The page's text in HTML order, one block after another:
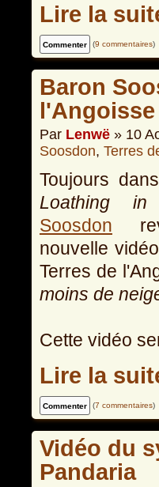
Lire la
(9 commentaires)
Baron
l'Angoisse
Par Lenwë » 10
Soosdon, Terres
Toujours
Loathing in
Soosdon
nouvelle
Terres de
moins de
Cette vidéo
Lire la
(7 commentaires)
Vidéo du
Pandaria